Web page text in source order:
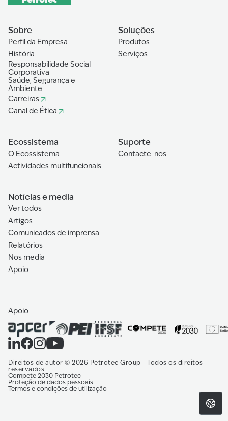
Sobre
Perfil da Empresa
História
Responsabilidade Social
Corporativa
Saúde, Segurança e
Ambiente
Carreiras
Canal de Ética
Soluções
Produtos
Serviços
Ecossistema
O Ecossistema
Actividades multifuncionais
Suporte
Contacte-nos
Notícias e media
Ver todos
Artigos
Comunicados de imprensa
Relatórios
Nos media
Apoio
Apoio
Direitos de autor © 2026 Petrotec Group - Todos os direitos
reservados
Compete 2030 Petrotec
Proteção de dados pessoais
Termos e condições de utilização